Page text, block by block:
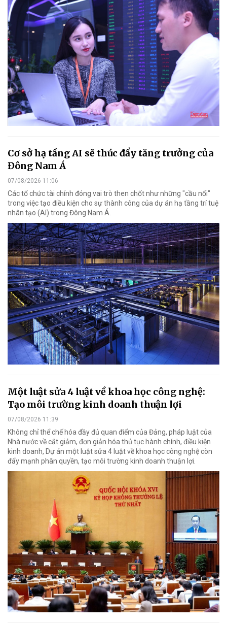
Cơ sở hạ tầng AI sẽ thúc đẩy tăng trưởng của
Đông Nam Á
07/08/2026 11:06
Các tổ chức tài chính đóng vai trò then chốt như những "cầu nối"
trong việc tạo điều kiện cho sự thành công của dự án hạ tầng trí tuệ
nhân tạo (AI) trong Đông Nam Á.
Một luật sửa 4 luật về khoa học công nghệ:
Tạo môi trường kinh doanh thuận lợi
07/08/2026 11:39
Không chỉ thể chế hóa đầy đủ quan điểm của Đảng, pháp luật của
Nhà nước về cắt giảm, đơn giản hóa thủ tục hành chính, điều kiện
kinh doanh, Dự án một luật sửa 4 luật về khoa học công nghệ còn
đẩy mạnh phân quyền, tạo môi trường kinh doanh thuận lợi.